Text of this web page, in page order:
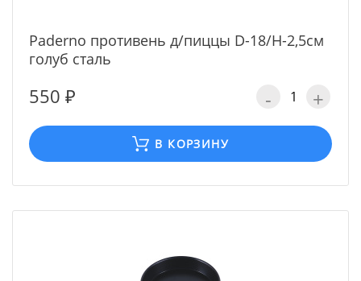
Paderno противень д/пиццы D-18/H-2,5см
голуб сталь
550 ₽ - +
В КОРЗИНУ